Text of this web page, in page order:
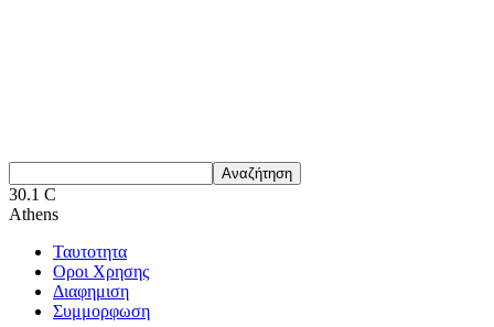
30.1 C
Athens
Ταυτοτητα
Οροι Χρησης
Διαφημιση
Συμμορφωση